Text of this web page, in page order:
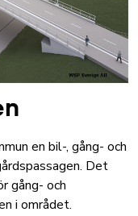
en bil-, gång- och
Det
gång- och
i området.